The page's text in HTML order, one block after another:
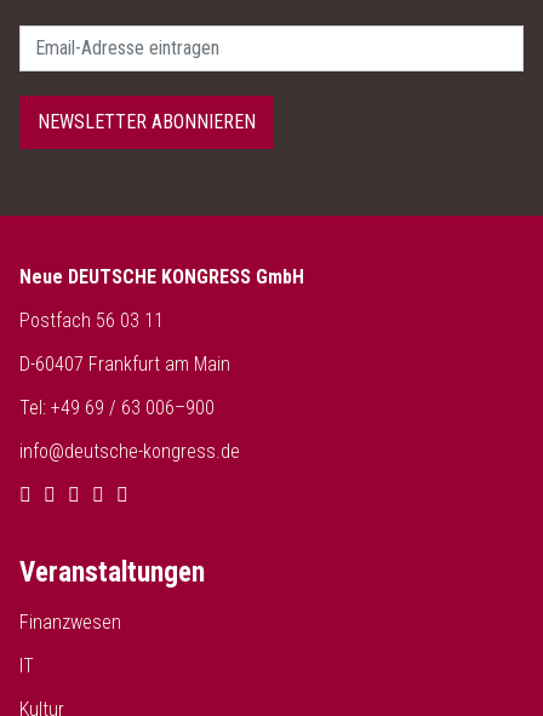
Passwort
NEWSLETTER ABONNIEREN
Neue DEUTSCHE KONGRESS GmbH
Postfach 56 03 11
D-60407 Frankfurt am Main
Tel: +49 69 / 63 006–900
info@deutsche-kongress.de
Veranstaltungen
Finanzwesen
IT
Kultur